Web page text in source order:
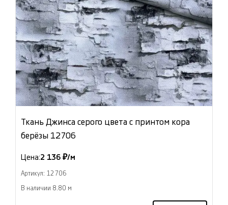
Ткань Джинса серого цвета с принтом кора
берёзы 12706
Цена:2 136 ₽/м
Артикул: 12706
В наличии 8.80 м